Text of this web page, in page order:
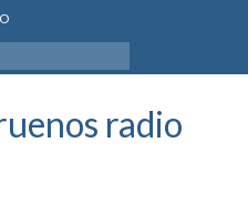
radio